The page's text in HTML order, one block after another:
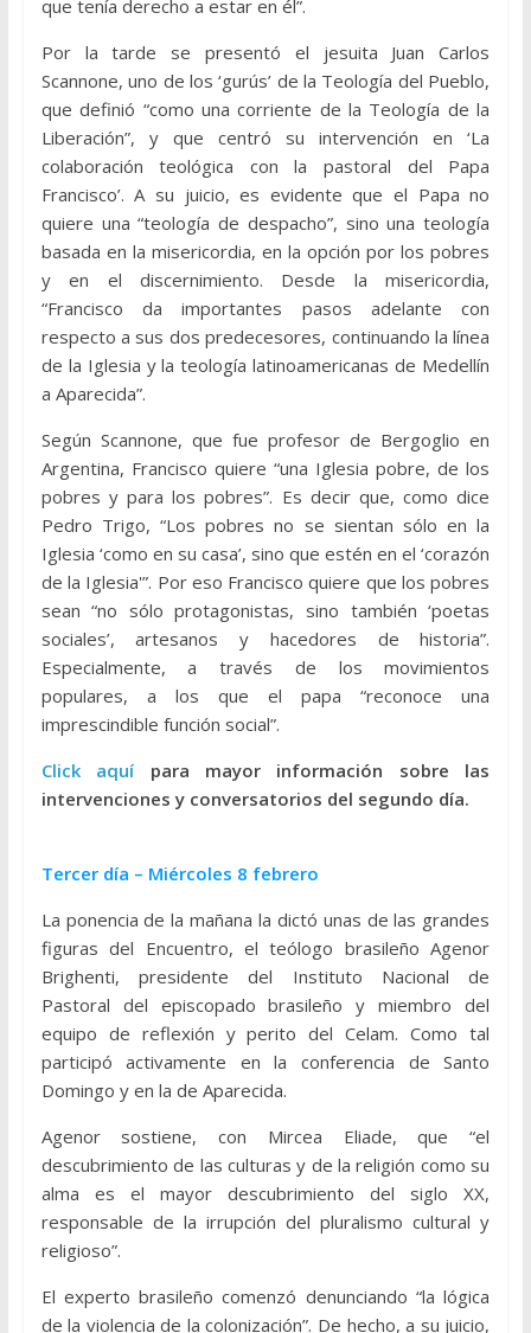
que tenía derecho a estar en él”.
Por la tarde se presentó el jesuita Juan Carlos
Scannone, uno de los ‘gurús’ de la Teología del Pueblo,
que definió “como una corriente de la Teología de la
Liberación”, y que centró su intervención en ‘La
colaboración teológica con la pastoral del Papa
Francisco’. A su juicio, es evidente que el Papa no
quiere una “teología de despacho”, sino una teología
basada en la misericordia, en la opción por los pobres
y en el discernimiento. Desde la misericordia,
“Francisco da importantes pasos adelante con
respecto a sus dos predecesores, continuando la línea
de la Iglesia y la teología latinoamericanas de Medellín
a Aparecida”.
Según Scannone, que fue profesor de Bergoglio en
Argentina, Francisco quiere “una Iglesia pobre, de los
pobres y para los pobres”. Es decir que, como dice
Pedro Trigo, “Los pobres no se sientan sólo en la
Iglesia ‘como en su casa’, sino que estén en el ‘corazón
de la Iglesia'”. Por eso Francisco quiere que los pobres
sean “no sólo protagonistas, sino también ‘poetas
sociales’, artesanos y hacedores de historia”.
Especialmente, a través de los movimientos
populares, a los que el papa “reconoce una
imprescindible función social”.
Click aquípara mayor información sobre las
intervenciones y conversatorios del segundo día.
Tercer día – Miércoles 8 febrero
La ponencia de la mañana la dictó unas de las grandes
figuras del Encuentro, el teólogo brasileño Agenor
Brighenti, presidente del Instituto Nacional de
Pastoral del episcopado brasileño y miembro del
equipo de reflexión y perito del Celam. Como tal
participó activamente en la conferencia de Santo
Domingo y en la de Aparecida.
Agenor sostiene, con Mircea Eliade, que “el
descubrimiento de las culturas y de la religión como su
alma es el mayor descubrimiento del siglo XX,
responsable de la irrupción del pluralismo cultural y
religioso”.
El experto brasileño comenzó denunciando “la lógica
de la violencia de la colonización”. De hecho, a su juicio,